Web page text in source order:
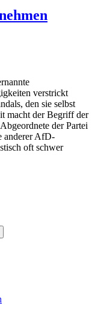
verstrickt
den sie selbst
macht der Begriff der
der Partei
anderer AfD-
oft schwer